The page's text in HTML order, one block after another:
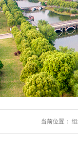
当前位置：